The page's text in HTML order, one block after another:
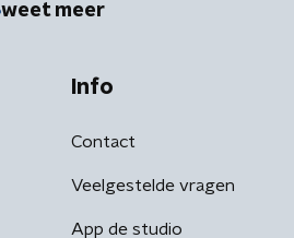
weet meer
Info
Contact
Veelgestelde vragen
App de studio